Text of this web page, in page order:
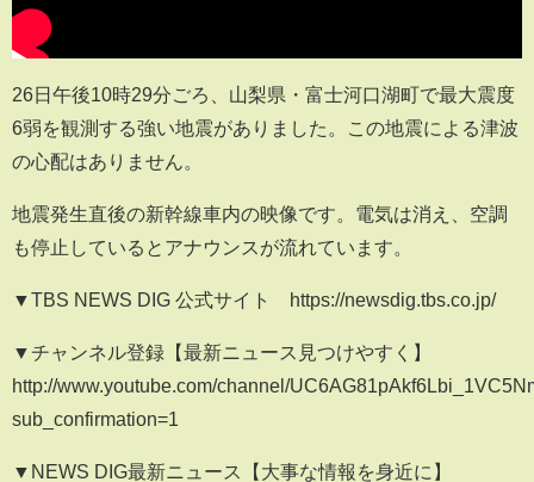
26日午後10時29分ごろ、山梨県・富士河口湖町で最大震度
6弱を観測する強い地震がありました。この地震による津波
の心配はありません。
地震発生直後の新幹線車内の映像です。電気は消え、空調
も停止しているとアナウンスが流れています。
▼TBS NEWS DIG 公式サイト https://newsdig.tbs.co.jp/
▼チャンネル登録【最新ニュース見つけやすく】
http://www.youtube.com/channel/
sub_confirmation=1
▼NEWS DIG最新ニュース【大事な情報を身近に】